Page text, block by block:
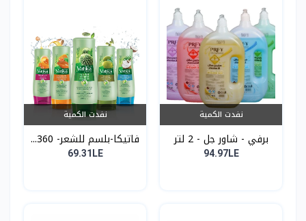
نفدت الكمية
برفي - شاور جل - 2 لتر
94.97LE
نفدت الكمية
فاتيكا-بلسم للشعر- 360...
69.31LE